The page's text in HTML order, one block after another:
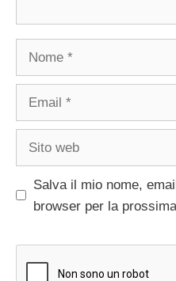
Salva il mio nome,
browser per la